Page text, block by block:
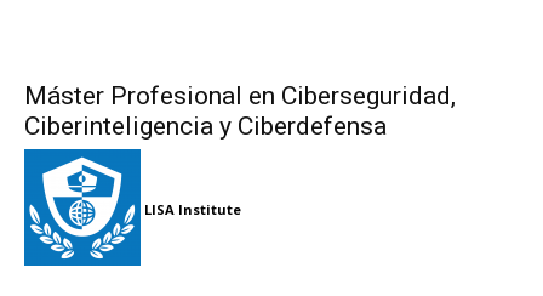
Máster Profesional en Ciberseguridad,
Ciberinteligencia y Ciberdefensa
LISA Institute